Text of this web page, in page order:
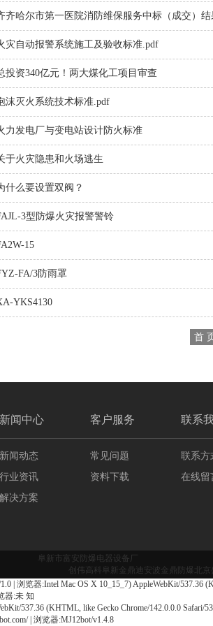
齐哈尔市第一医院消防维保服务中标（成交）
灾自动报警系统施工及验收标准.pdf
投资340亿元！两大煤化工项目审查
沫灭火系统技术标准.pdf
力发电厂与变电站设计防火标准
于火灾隐患和火场逃生
什么要设置双阀？
3型防爆火灾报警警铃
15
FA/3防雨罩
YKS4130
首
新闻中心 客户服务 联系
新闻动态
行业资讯
解决方案
常见问题
资料下载
联系方
在线留
阜新市富安防爆电器设备厂
创伟高科
阜新金鼎 迪安波金鼎防爆 北京
| 浏览器:Intel Mac OS X 10_15_7) AppleWebKit/537.36
器:未 知
537.36 (KHTML, like Gecko Chrome/142.0.0.0 Safari/
| 浏览器:MJ12bot/v1.4.8